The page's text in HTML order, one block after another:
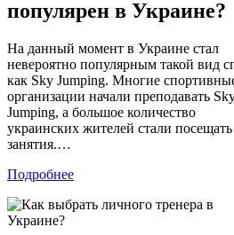
популярен в Украине?
На данный момент в Украине стал
невероятно популярным такой вид
как Sky Jumping. Многие
организации начали преподавать
Jumping, а большое количество
украинских жителей стали посещать
занятия.…
Подробнее